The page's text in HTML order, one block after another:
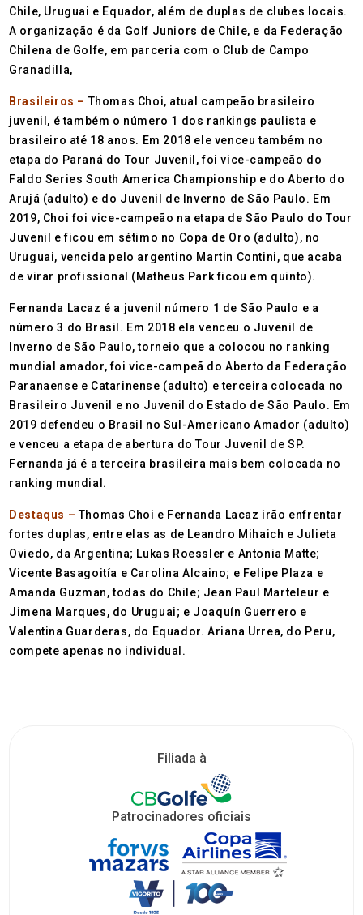
Chile, Uruguai e Equador, além de duplas de clubes locais.
A organização é da Golf Juniors de Chile, e da Federação
Chilena de Golfe, em parceria com o Club de Campo
Granadilla,
Brasileiros – Thomas Choi, atual campeão brasileiro
juvenil, é também o número 1 dos rankings paulista e
brasileiro até 18 anos. Em 2018 ele venceu também no
etapa do Paraná do Tour Juvenil, foi vice-campeão do
Faldo Series South America Championship e do Aberto do
Arujá (adulto) e do Juvenil de Inverno de São Paulo. Em
2019, Choi foi vice-campeão na etapa de São Paulo do Tour
Juvenil e ficou em sétimo no Copa de Oro (adulto), no
Uruguai, vencida pelo argentino Martin Contini, que acaba
de virar profissional (Matheus Park ficou em quinto).
Fernanda Lacaz é a juvenil número 1 de São Paulo e a
número 3 do Brasil. Em 2018 ela venceu o Juvenil de
Inverno de São Paulo, torneio que a colocou no ranking
mundial amador, foi vice-campeã do Aberto da Federação
Paranaense e Catarinense (adulto) e terceira colocada no
Brasileiro Juvenil e no Juvenil do Estado de São Paulo. Em
2019 defendeu o Brasil no Sul-Americano Amador (adulto)
e venceu a etapa de abertura do Tour Juvenil de SP.
Fernanda já é a terceira brasileira mais bem colocada no
ranking mundial.
Destaqus – Thomas Choi e Fernanda Lacaz irão enfrentar
fortes duplas, entre elas as de Leandro Mihaich e Julieta
Oviedo, da Argentina; Lukas Roessler e Antonia Matte;
Vicente Basagoitía e Carolina Alcaino; e Felipe Plaza e
Amanda Guzman, todas do Chile; Jean Paul Marteleur e
Jimena Marques, do Uruguai; e Joaquín Guerrero e
Valentina Guarderas, do Equador. Ariana Urrea, do Peru,
compete apenas no individual.
Filiada à
Patrocinadores oficiais